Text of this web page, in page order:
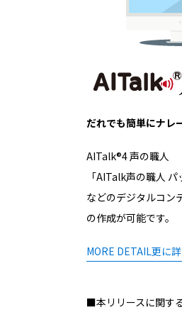
だれでも簡単にナレ
AITalk®4 声の職人
「AITalk声の職人
などのデジタルコン
の作成が可能です。
MORE DETAIL更に
■本リリースに関す